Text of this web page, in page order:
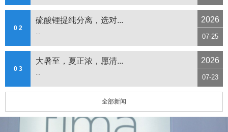
0 2
硫酸锂提纯分离，选对...
...
2026
07-25
0 3
大暑至，夏正浓，愿清...
...
2026
07-23
全部新闻